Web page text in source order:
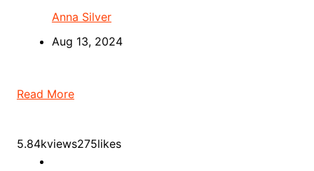
Anna Silver
Aug 13, 2024
Read More
5.84kviews275likes